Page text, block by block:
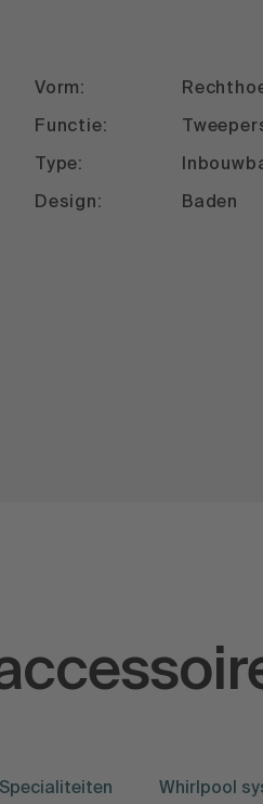
Vorm:
Functie:
Type:
Design: Baden
Specialiteiten Whirlpool